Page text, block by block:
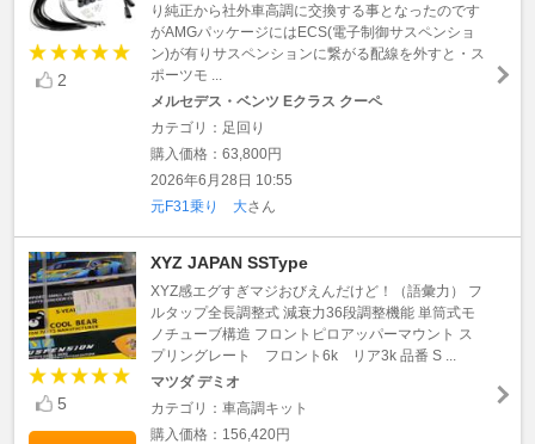
2
り純正から社外車高調に交換する事となったのです
がAMGパッケージにはECS(電子制御サスペンショ
ン)が有りサスペンションに繋がる配線を外すと・ス
ポーツモ ...
メルセデス・ベンツ Eクラス クーペ
カテゴリ：足回り
購入価格：63,800円
2026年6月28日 10:55
元F31乗り 大さん
5
XYZ JAPAN SSType
XYZ感エグすぎマジおびえんだけど！（語彙力） フ
ルタップ全長調整式 減衰力36段調整機能 単筒式モ
ノチューブ構造 フロントピロアッパーマウント ス
プリングレート フロント6k リア3k 品番 S ...
マツダ デミオ
カテゴリ：車高調キット
購入価格：156,420円